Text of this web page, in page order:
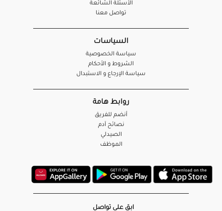
الأسئلة الشائعة
تواصل معنا
السياسات
سياسة الخصوصية
الشروط و الأحكام
سياسة الإرجاع و الاستبدال
روابط هامة
أنضم للفريق
نصائح آدم
الصيدلي
الموظف
ابق على تواصل